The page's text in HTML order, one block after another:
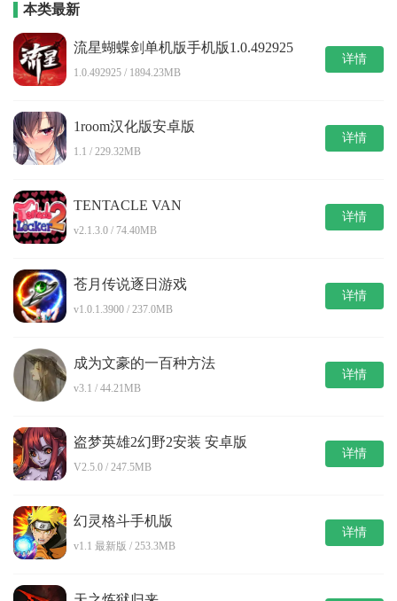
本类最新
流星蝴蝶剑单机版手机版1.0.492925
1.0.492925 / 1894.23MB
详情
1room汉化版安卓版
1.1 / 229.32MB
详情
TENTACLE VAN
v2.1.3.0 / 74.40MB
详情
苍月传说逐日游戏
v1.0.1.3900 / 237.0MB
详情
成为文豪的一百种方法
v3.1 / 44.21MB
详情
盗梦英雄2幻野2安装 安卓版
V2.5.0 / 247.5MB
详情
幻灵格斗手机版
v1.1 最新版 / 253.3MB
详情